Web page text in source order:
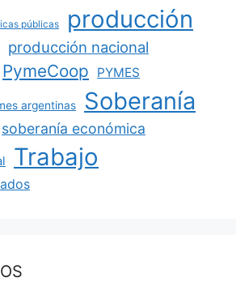
públicas producción
producción nacional
PymeCoop PYMES
argentinas Soberanía
soberanía económica
Trabajo